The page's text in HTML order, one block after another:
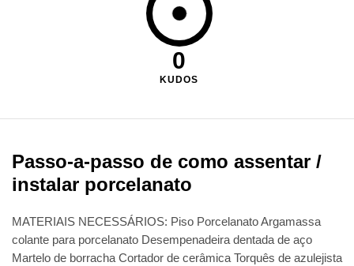
0
KUDOS
Passo-a-passo de como assentar /
instalar porcelanato
MATERIAIS NECESSÁRIOS: Piso Porcelanato Argamassa
colante para porcelanato Desempenadeira dentada de aço
Martelo de borracha Cortador de cerâmica Torquês de azulejista